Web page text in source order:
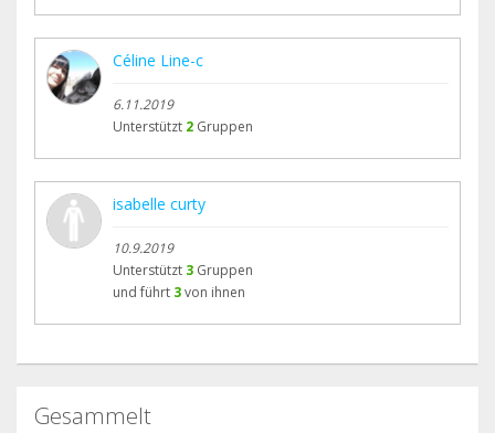
Céline Line-c
6.11.2019
Unterstützt 2 Gruppen
isabelle curty
10.9.2019
Unterstützt 3 Gruppen
und führt 3von ihnen
Gesammelt